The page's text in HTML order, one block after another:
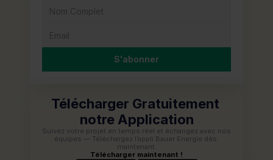
S'abonner
Télécharger Gratuitement
notre Application
Suivez votre projet en temps réel et échangez avec nos
équipes — Téléchargez l’appli Bauer Energie dès
maintenant.
Télécharger maintenant !